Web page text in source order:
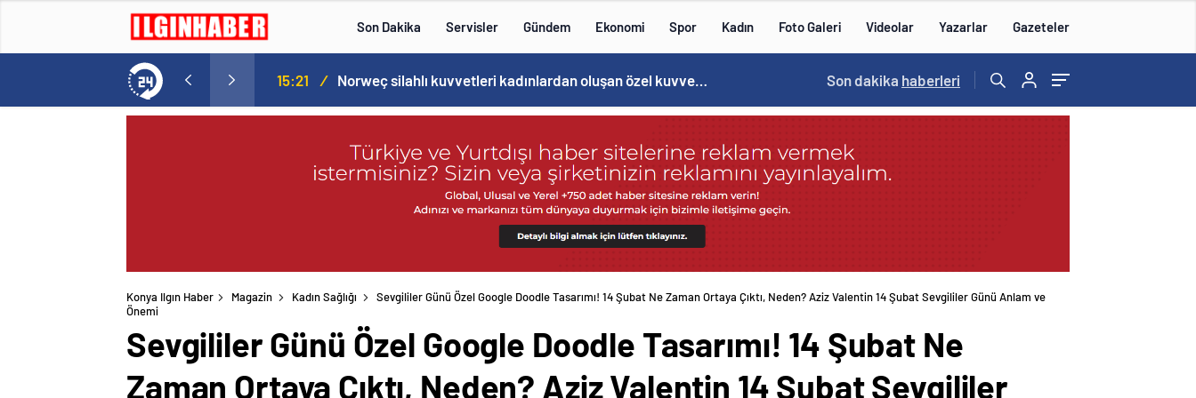
Son Dakika Servisler Gündem Ekonomi Spor Kadın Foto Galeri Videolar Yazarlar Gazeteler
Tam 5 futbolcu…. 15:21 / Norweç silahlı kuvvetleri kadınlardan oluşan özel kuvvetler eğitimlerini başlattı. 15:20 /
Son dakika haberleri
Konya Ilgın Haber Magazin Kadın Sağlığı
Sevgililer Günü Özel Google Doodle Tasarımı! 14 Şubat Ne Zaman Ortaya Çıktı, Neden? Aziz Valentin 14 Şubat Sevgililer Günü Anlam ve
Önemi
Sevgililer Günü Özel Google Doodle Tasarımı! 14 Şubat Ne
Zaman Ortaya Çıktı, Neden? Aziz Valentin 14 Şubat Sevgililer